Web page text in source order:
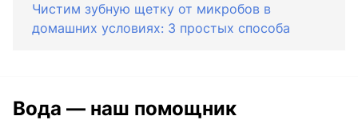
Чистим зубную щетку от микробов в
домашних условиях: 3 простых способа
Вода — наш помощник